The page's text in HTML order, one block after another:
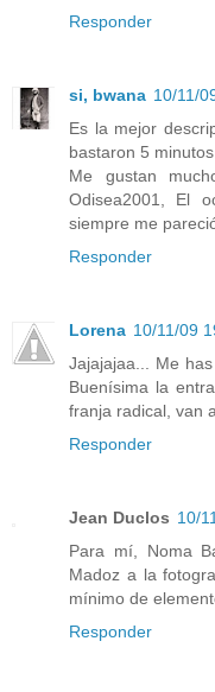
Responder
si, bwana 10/11/
Es la mejor
bastaron 5
Me gustan
Odisea2001, El
siempre me
Responder
Lorena 10/11/09
Jajajajaa... Me
Buenísima la
franja radical, van
Responder
Jean Duclos 10/
Para mí, Noma
Madoz a la
mínimo de
Responder